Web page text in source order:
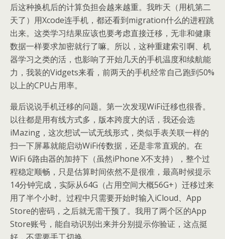
后这种换机后的计算负担会越来越重。我昨天（用机第二
天了）用Xcode连手机，都还看到migration什么的进程跳
出来。这类学习结果应该也要考虑直接迁移，无非和健康
数据一样要求加密就行了嘛。所以，这种重建索引啊、机
器学习之类的活，也影响了开始几天的手机温度和续航能
力，我装的Vidgets来看，前两天的手机经常自己跑到50%
以上的CPU占用率。
最后说说手机迁移的问题。第一次发现WiFi迁移也很香。
以往都是用有线方式多，版本跨度大的话，我还会选
iMazing，这次想试一试无线形式，类似手表关联一样的
扫一下屏幕就能启动WiFi传数据，还是非常直观的。在
WiFi 6路由器的加持下（虽然iPhone X不支持），整个过
程稳定顺畅，只是估算时间依然不是很准，最高时候提示
14分钟完成，实际从64G（占用空间大概56G+）迁移过来
用了半个小时。过程中只需要开始时输入iCloud、App
Store的密码，之后就无需干预了。我用了两个区的App
Store账号，能自动识别出来并分别提示你验证，这点挺
好，不需要手工切换。